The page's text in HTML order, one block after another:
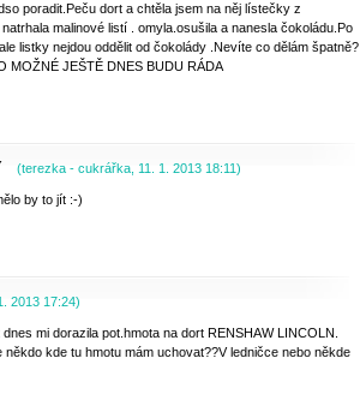
poradit.Peču dort a chtěla jsem na něj lístečky z
malinové listí . omyla.osušila a nanesla čokoládu.Po
listky nejdou oddělit od čokolády .Nevíte co dělám špatně?
MOŽNÉ JEŠTĚ DNES BUDU RÁDA
(terezka - cukrářka 11. 1. 2013 18:11)
by to jít :-)
2013 17:24)
mi dorazila pot.hmota na dort RENSHAW LINCOLN.
kde tu hmotu mám uchovat??V ledničce nebo někde